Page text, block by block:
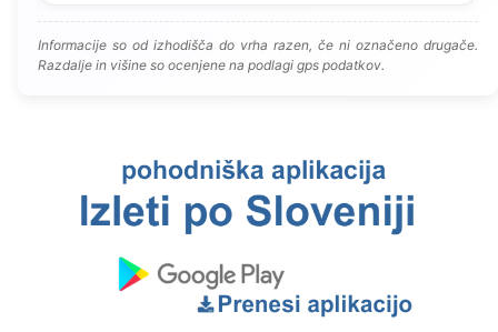
Informacije so od izhodišča do vrha razen, če ni označeno drugače.
Razdalje in višine so ocenjene na podlagi gps podatkov.